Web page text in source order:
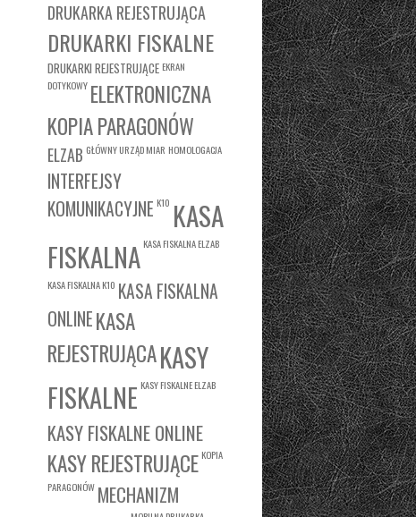
DRUKARKA REJESTRUJĄCA
DRUKARKI FISKALNE
DRUKARKI REJESTRUJĄCE EKRAN
DOTYKOWY ELEKTRONICZNA
KOPIA PARAGONÓW
ELZAB GŁÓWNY URZĄD MIAR HOMOLOGACJA
INTERFEJSY
KOMUNIKACYJNE K10 KASA
FISKALNA KASA FISKALNA ELZAB
KASA FISKALNA K10 KASA FISKALNA
ONLINEKASA
REJESTRUJĄCAKASY
FISKALNE KASY FISKALNE ELZAB
KASY FISKALNE ONLINE
KASY REJESTRUJĄCE KOPIA
PARAGONÓW MECHANIZM